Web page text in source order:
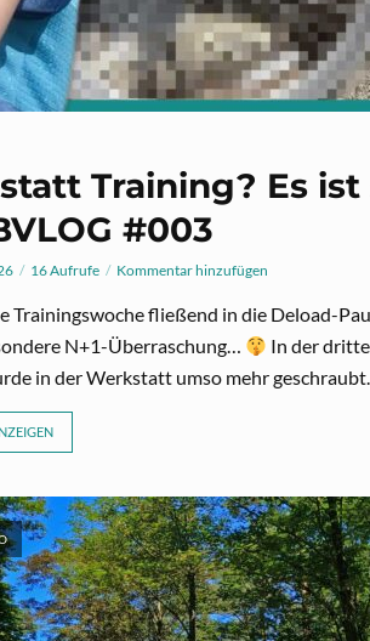
statt Training? Es
#003
16 Aufrufe Kommentar hinzufügen
Trainingswoche fließend in die Deload-
N+1-Überraschung…
In der
in der Werkstatt umso mehr